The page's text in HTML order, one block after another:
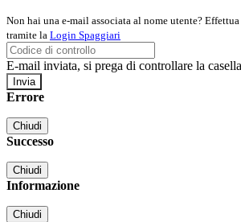
Non hai una e-mail associata al nome utente?
tramite la Login Spaggiari
E-mail inviata, si prega di controllare la
Errore
Chiudi
Successo
Chiudi
Informazione
Chiudi